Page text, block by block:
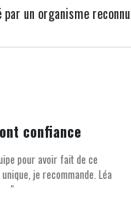
un organisme
confiance
pour avoir fait de ce
je recommande. Léa
''